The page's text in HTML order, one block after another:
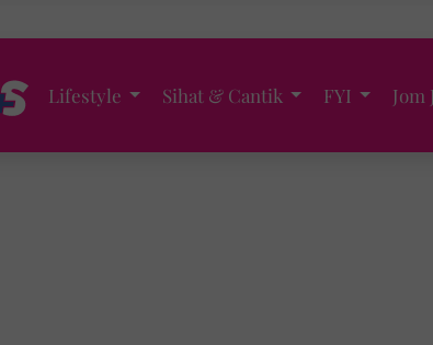
Lifestyle Sihat & Cantik FYI Jom